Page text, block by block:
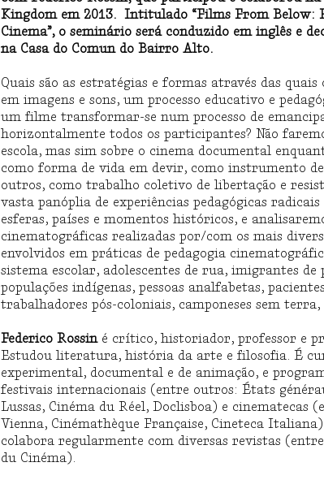
Kingdom em 2013. Intitulado “Films From Below:
Cinema”, o seminário será conduzido em inglês e
na Casa do Comun do Bairro Alto.
Quais são as estratégias e formas através das
em imagens e sons, um processo educativo e
um filme transformar-se num processo de
horizontalmente todos os participantes? Não
escola, mas sim sobre o cinema documental
como forma de vida em devir, como instrumento
outros, como trabalho coletivo de libertação e
vasta panóplia de experiências pedagógicas
esferas, países e momentos históricos, e
cinematográficas realizadas por/com os mais
envolvidos em práticas de pedagogia
sistema escolar, adolescentes de rua, imigrantes
populações indígenas, pessoas analfabetas,
trabalhadores pós-coloniais, camponeses sem
Federico Rossiné crítico, historiador, professor e
Estudou literatura, história da arte e filosofia. É
experimental, documental e de animação, e
festivais internacionais (entre outros: États
Lussas, Cinéma du Réel, Doclisboa) e cinematecas
Vienna, Cinémathèque Française, Cineteca
colabora regularmente com diversas revistas
du Cinéma).